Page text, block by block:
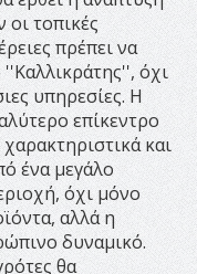
τοπικές
πρέπει να
''Καλλικράτης'', όχι
υπηρεσίες. Η
επίκεντρο
και
ένα μεγάλο
όχι μόνο
αλλά η
δυναμικό.
θα